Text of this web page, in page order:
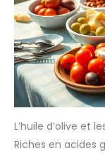
L’huile d’olive et
Riches en acides